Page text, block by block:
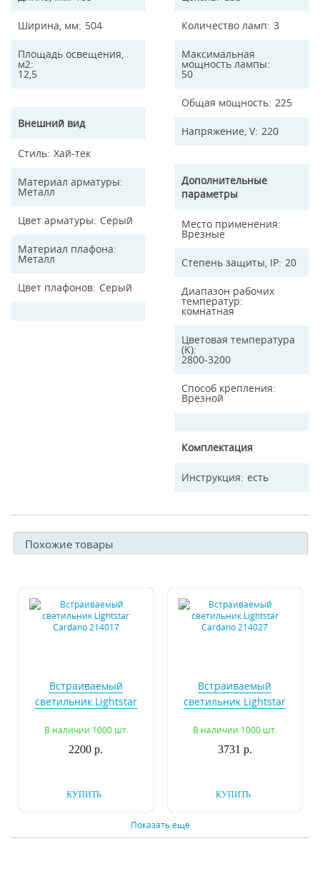
Ширина, мм 504
Площадь освещения,
м2
12,5
Внешний вид
Стиль Хай-тек
Материал арматуры
Металл
Цвет арматуры Серый
Материал плафона
Металл
Цвет плафонов Серый
Количество ламп 3
Максимальная
мощность лампы
50
Общая мощность 225
Напряжение, V 220
Дополнительные
параметры
Место применения
Врезные
Степень защиты, IP 20
Диапазон рабочих
температур
комнатная
Цветовая температура
(K)
2800-3200
Способ крепления
Врезной
Комплектация
Инструкция есть
Похожие товары
Встраиваемый
светильник Lightstar
В наличии 1000 шт.
2200 р.
КУПИТЬ
Встраиваемый
светильник Lightstar
В наличии 1000 шт.
3731 р.
КУПИТЬ
Показать еще